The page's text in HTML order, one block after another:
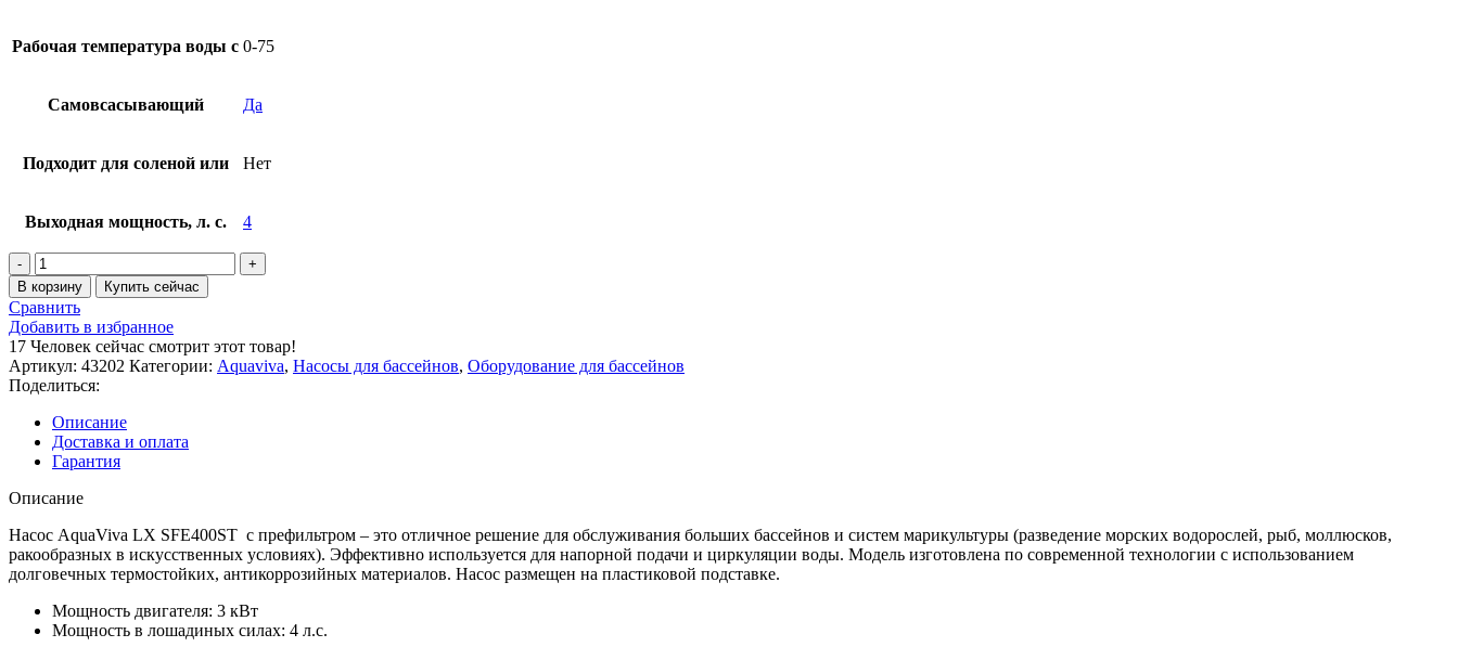
Рабочая температура воды с 0-75
Самовсасывающий Да
Подходит для соленой или Нет
Выходная мощность, л. с. 4
Количество
товара
Насос
AquaViva
LX
SFE400ST
(380V,
пф,
55m3/h*8m,
3kW,
4HP)
В корзину Купить сейчас
Сравнить
Добавить в избранное
17 Человек сейчас смотрит этот товар!
Артикул: 43202 Категории: Aquaviva, Насосы для бассейнов, Оборудование для бассейнов
Поделиться:
Описание
Доставка и оплата
Гарантия
Описание
Насос AquaViva LX SFE400ST с префильтром – это отличное решение для обслуживания больших бассейнов и систем марикультуры (разведение морских водорослей, рыб, моллюсков,
ракообразных в искусственных условиях). Эффективно используется для напорной подачи и циркуляции воды. Модель изготовлена по современной технологии с использованием
долговечных термостойких, антикоррозийных материалов. Насос размещен на пластиковой подставке.
Мощность двигателя: 3 кВт
Мощность в лошадиных силах: 4 л.с.